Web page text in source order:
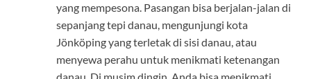
yang mempesona. Pasangan bisa berjalan-jalan di
sepanjang tepi danau, mengunjungi kota
Jönköping yang terletak di sisi danau, atau
menyewa perahu untuk menikmati ketenangan